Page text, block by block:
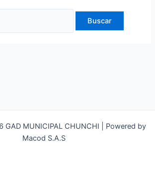
MUNICIPAL CHUNCHI | Powered by
Macod S.A.S